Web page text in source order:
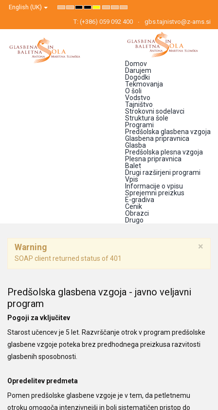
English (UK)
Default
NightHigh
Black
White
High
Black
Yellow
High
Yellow
Black
Set
Font
Set
Font
Set
Font
T: (+386) 059 092 400 gbs.tajnistvo@z-ams.si
Domov
Darujem
Dogodki
Tekmovanja
O šoli
Vodstvo
Tajništvo
Strokovni sodelavci
Struktura šole
Programi
Predšolska glasbena vzgoja
Glasbena pripravnica
Glasba
Predšolska plesna vzgoja
Plesna pripravnica
Balet
Drugi razširjeni programi
Vpis
Informacije o vpisu
Sprejemni preizkus
E-gradiva
Cenik
Obrazci
Drugo
×
Warning
SOAP client returned status of 401
Predšolska glasbena vzgoja - javno veljavni
program
Pogoji za vključitev
Starost učencev je 5 let. Razvrščanje otrok v program predšolske
glasbene vzgoje poteka brez predhodnega preizkusa razvitosti
glasbenih sposobnosti.
Opredelitev predmeta
Pomen predšolske glasbene vzgoje je v tem, da petletnemu
otroku omogoča intenzivnejši in bolj sistematičen pristop do